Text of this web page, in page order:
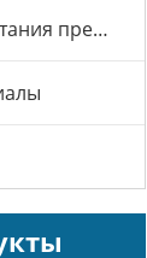
Машина для испытания презервативов